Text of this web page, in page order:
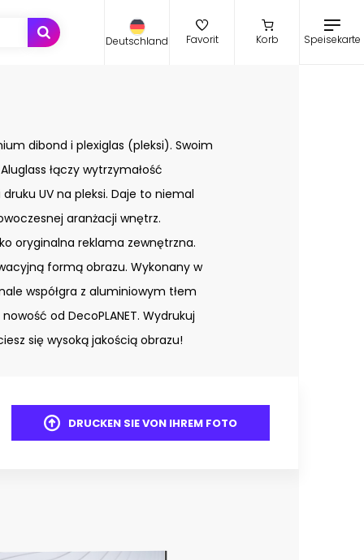
Deutschland Favorit Korb Speisekarte
dibond i plexiglas (pleksi). Swoim
łączy wytrzymałość
UV na pleksi. Daje to niemal
aranżacji wnętrz.
oryginalna reklama zewnętrzna.
formą obrazu. Wykonany w
współgra z aluminiowym tłem
od DecoPLANET. Wydrukuj
się wysoką jakością obrazu!
DRUCKEN SIE VON IHREM FOTO